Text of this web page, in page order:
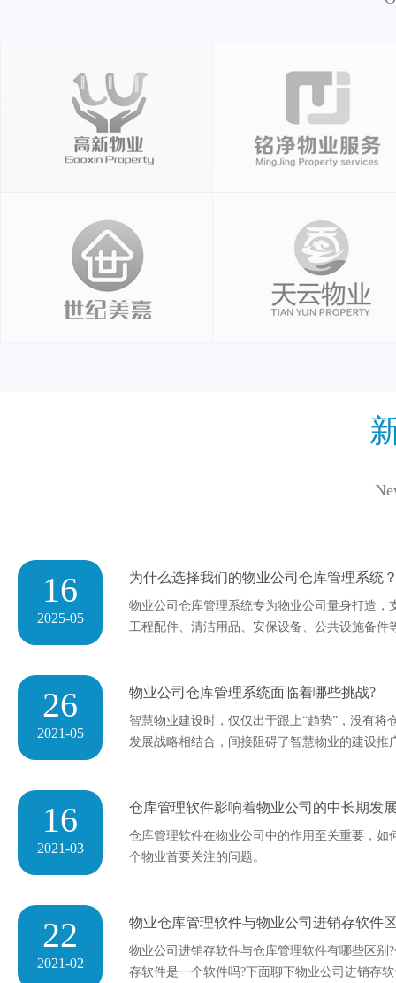
16
2025-05
为什么选择我们的物业公司仓库管理系统
物业公司仓库管理系统专为物业公司量身打造，
工程配件、清洁用品、安保设备、公共设施备件
26
2021-05
物业公司仓库管理系统面临着哪些挑战?
智慧物业建设时，仅仅出于跟上“趋势”，没有将
发展战略相结合，间接阻碍了智慧物业的建设推
16
2021-03
仓库管理软件影响着物业公司的中长期发
仓库管理软件在物业公司中的作用至关重要，如
个物业首要关注的问题。
22
2021-02
物业仓库管理软件与物业公司进销存软件
物业公司进销存软件与仓库管理软件有哪些区别
存软件是一个软件吗?下面聊下物业公司进销存